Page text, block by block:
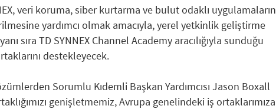
veri koruma, siber kurtarma ve bulut odaklı uygulamaların
yardımcı olmak amacıyla, yerel yetkinlik geliştirme
sıra TD SYNNEX Channel Academy aracılığıyla sunduğu
destekleyecek.
Sorumlu Kıdemli Başkan Yardımcısı Jason Boxall
genişletmemiz, Avrupa genelindeki iş ortaklarımıza